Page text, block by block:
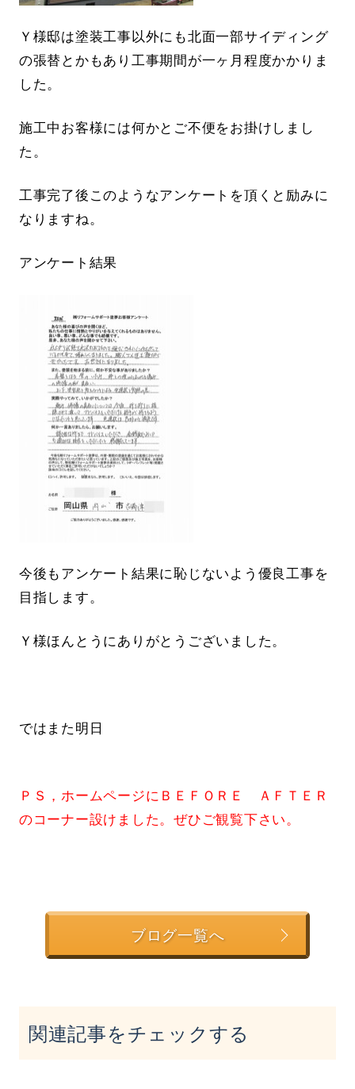
Ｙ様邸は塗装工事以外にも北面一部サイディング
の張替とかもあり工事期間が一ヶ月程度かかりま
した。
施工中お客様には何かとご不便をお掛けしまし
た。
工事完了後このようなアンケートを頂くと励みに
なりますね。
アンケート結果
今後もアンケート結果に恥じないよう優良工事を
目指します。
Ｙ様ほんとうにありがとうございました。
ではまた明日
ＰＳ，ホームページにＢＥＦＯＲＥ ＡＦＴＥＲ
のコーナー設けました。ぜひご観覧下さい。
ブログ一覧へ
関連記事をチェックする